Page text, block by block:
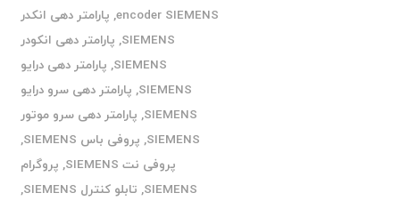
encoder SIEMENS
, پارامتر دهی انکدر
SIEMENS
, پارامتر دهی انکودر
SIEMENS
, پارامتر دهی درایو
SIEMENS
, پارامتر دهی سرو درایو
SIEMENS
, پارامتر دهی سرو موتور
SIEMENS
, پروفی باس SIEMENS
,
پروفی نت SIEMENS
, پروگرام
SIEMENS
, تابلو کنترل SIEMENS
,